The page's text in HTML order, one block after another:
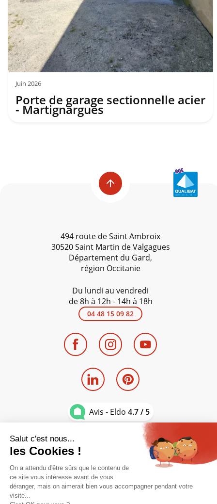
Juin 2026
Porte de garage sectionnelle acier
- Martignargues
494 route de Saint Ambroix
30520 Saint Martin de Valgagues
Département du Gard,
région Occitanie
Du lundi au vendredi
de 8h à 12h - 14h à 18h
04 48 15 09 82
Avis - Eldo 4.7 / 5
Entreprise du
groupe SWALT
Mentions légalesPolitique de confidentialité